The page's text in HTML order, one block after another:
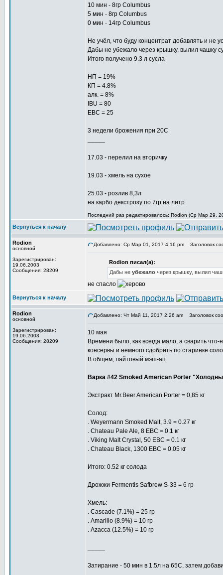
10 мин - 8гр Columbus
5 мин - 8гр Columbus
0 мин - 14гр Columbus
Не учёл, что буду концентрат добавлять и не
Дабы не убежало через крышку, вылил чашку
Итого получено 9.3 л сусла
НП = 19%
КП = 4.8%
алк. = 8%
IBU = 80
EBC = 25
3 недели брожения при 20С
17.03 - перелил на вторичку
19.03 - хмель на сухое
25.03 - розлив 8,3л
на карбо декстрозу по 7гр на литр
Последний раз редактировалось: Rodion (Ср Мар 29,
Вернуться к началу
Rodion
основной
Зарегистрирован:
19.06.2003
Сообщения: 28209
Добавлено: Ср Мар 01, 2017 4:16 pm Заголовок
Rodion писал(а):
Дабы не убежало через крышку, вылил
не спасло
Вернуться к началу
Rodion
основной
Зарегистрирован:
19.06.2003
Сообщения: 28209
Добавлено: Чт Май 11, 2017 2:26 am Заголовок
10 мая
Времени было, как всегда мало, а сварить
консервы и немного сдобрить по старинке
В общем, лайтовый мэш-ап.
Варка #42 Smoked American Porter
Экстракт Mr.Beer American Porter = 0,85 кг
Солод:
. Weyermann Smoked Malt, 3.9 = 0.27 кг
. Chateau Pale Ale, 8 EBC = 0.1 кг
. Viking Malt Crystal, 50 EBC = 0.1 кг
. Chateau Black, 1300 EBC = 0.05 кг
Итого: 0.52 кг солода
Дрожжи Fermentis Safbrew S-33 = 6 гр
Хмель:
. Cascade (7.1%) = 25 гр
. Amarillo (8.9%) = 10 гр
. Azacca (12.5%) = 10 гр
Затирание - 50 мин в 1.5л на 65С, затем